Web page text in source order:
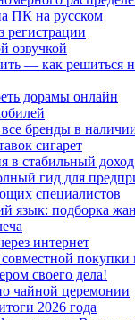
ПК на русском
регистрации
озвучкой
— как решиться
дорамы онлайн
бренды в
сигарет
в стабильный доход
гид для
специалистов
язык: подборка
интернет
покупки
своего дела!
чайной церемонии
2026 года